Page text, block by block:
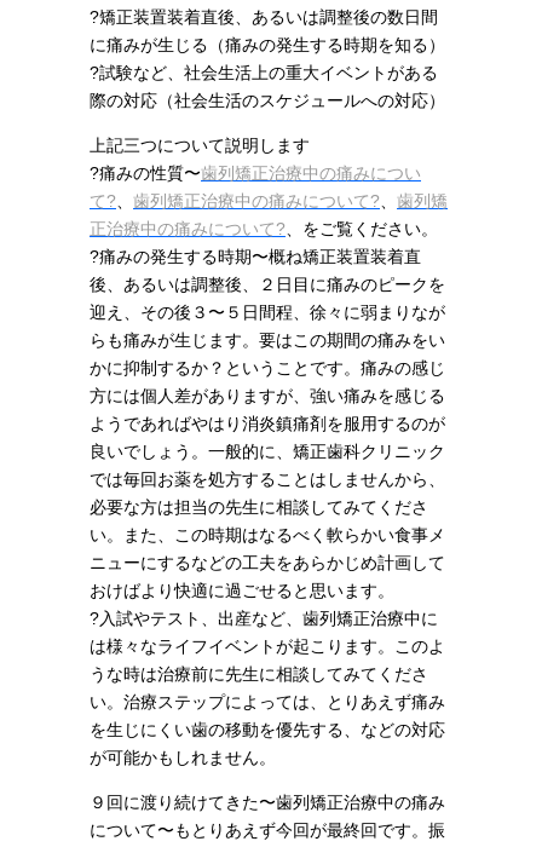
?矯正装置装着直後、あるいは調整後の数日間
に痛みが生じる（痛みの発生する時期を知る）
?試験など、社会生活上の重大イベントがある
際の対応（社会生活のスケジュールへの対応）
上記三つについて説明します
?痛みの性質〜歯列矯正治療中の痛みについ
て?
歯列矯正治療中の痛みについて?
歯列矯
正治療中の痛みについて? 、をご覧ください。
?痛みの発生する時期〜概ね矯正装置装着直
後、あるいは調整後、２日目に痛みのピークを
迎え、その後３〜５日間程、徐々に弱まりなが
らも痛みが生じます。要はこの期間の痛みをい
かに抑制するか？ということです。痛みの感じ
方には個人差がありますが、強い痛みを感じる
ようであればやはり消炎鎮痛剤を服用するのが
良いでしょう。一般的に、矯正歯科クリニック
では毎回お薬を処方することはしませんから、
必要な方は担当の先生に相談してみてくださ
い。また、この時期はなるべく軟らかい食事メ
ニューにするなどの工夫をあらかじめ計画して
おけばより快適に過ごせると思います。
?入試やテスト、出産など、歯列矯正治療中に
は様々なライフイベントが起こります。このよ
うな時は治療前に先生に相談してみてくださ
い。治療ステップによっては、とりあえず痛み
を生じにくい歯の移動を優先する、などの対応
が可能かもしれません。
９回に渡り続けてきた〜歯列矯正治療中の痛み
について〜もとりあえず今回が最終回です。振